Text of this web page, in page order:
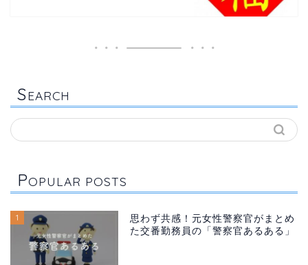
SEARCH
POPULAR POSTS
1
思わず共感！元女性警察官がまとめ
た交番勤務員の「警察官あるある」